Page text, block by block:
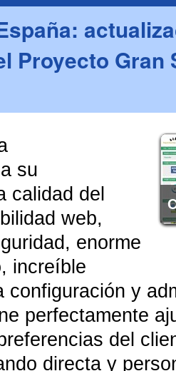
Proyecto Gran
a su
calidad del
web,
enorme
increíble
configuración y
perfectamente
del
directa y